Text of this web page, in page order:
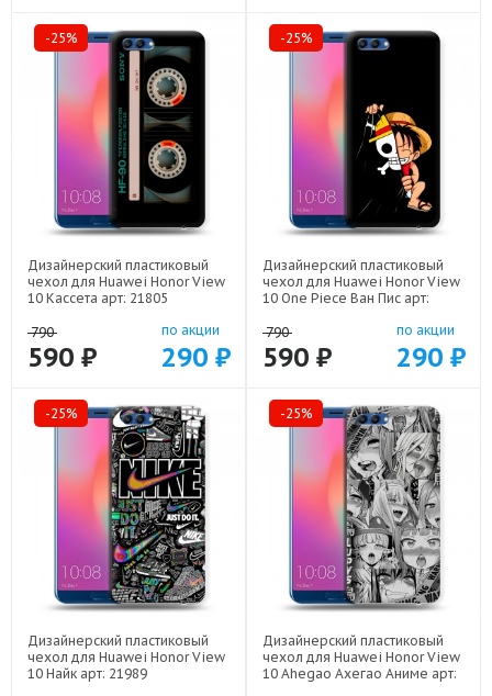
-25%
Дизайнерский пластиковый
чехол для Huawei Honor View
10 Кассета арт: 21805
790
590 ₽
по акции
290 ₽
-25%
Дизайнерский пластиковый
чехол для Huawei Honor View
10 One Piece Ван Пис арт:
790
590 ₽
по акции
290 ₽
-25%
Дизайнерский пластиковый
чехол для Huawei Honor View
10 Найк арт: 21989
-25%
Дизайнерский пластиковый
чехол для Huawei Honor View
10 Ahegao Ахегао Аниме арт: